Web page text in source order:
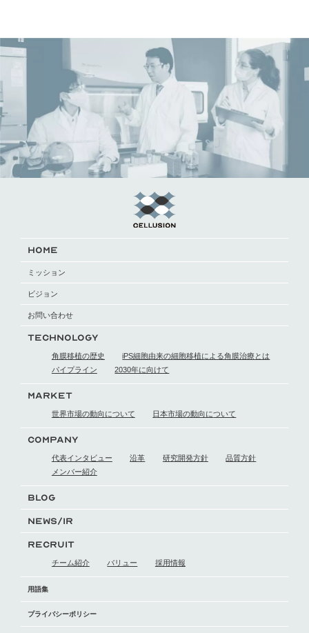
HOME
ミッション
ビジョン
お問い合わせ
TECHNOLOGY
角膜移植の歴史 iPS細胞由来の細胞移植による角膜治療とは
パイプライン
2030年に向けて
MARKET
世界市場の動向について 日本市場の動向について
COMPANY
代表インタビュー 沿革 研究開発方針
品質方針
メンバー紹介
BLOG
NEWS/IR
RECRUIT
チーム紹介 バリュー 採用情報
用語集
プライバシーポリシー